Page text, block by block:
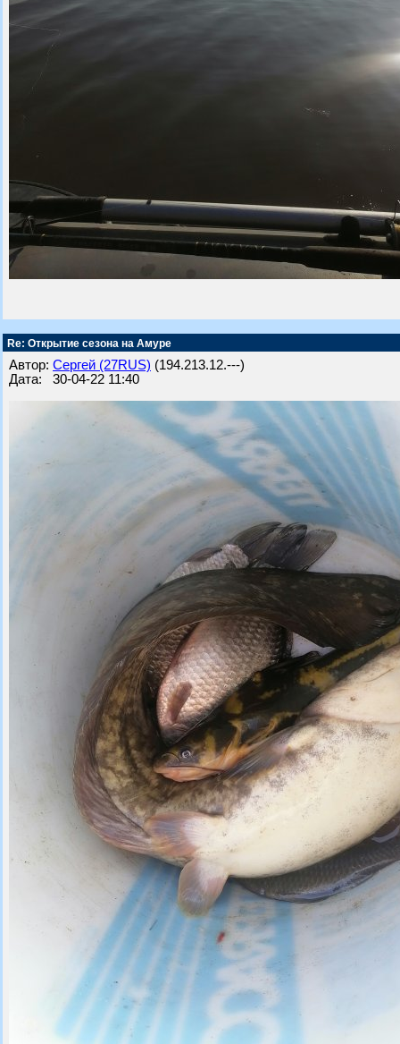
Re: Открытие сезона на Амуре
Автор: Сергей (27RUS) (194.213.12.---)
Дата: 30-04-22 11:40